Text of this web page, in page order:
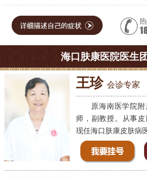
海口肤康医院医生
王珍 会诊专家
原海南医学院
师，副教授。从事皮
现任海口肤康皮肤病